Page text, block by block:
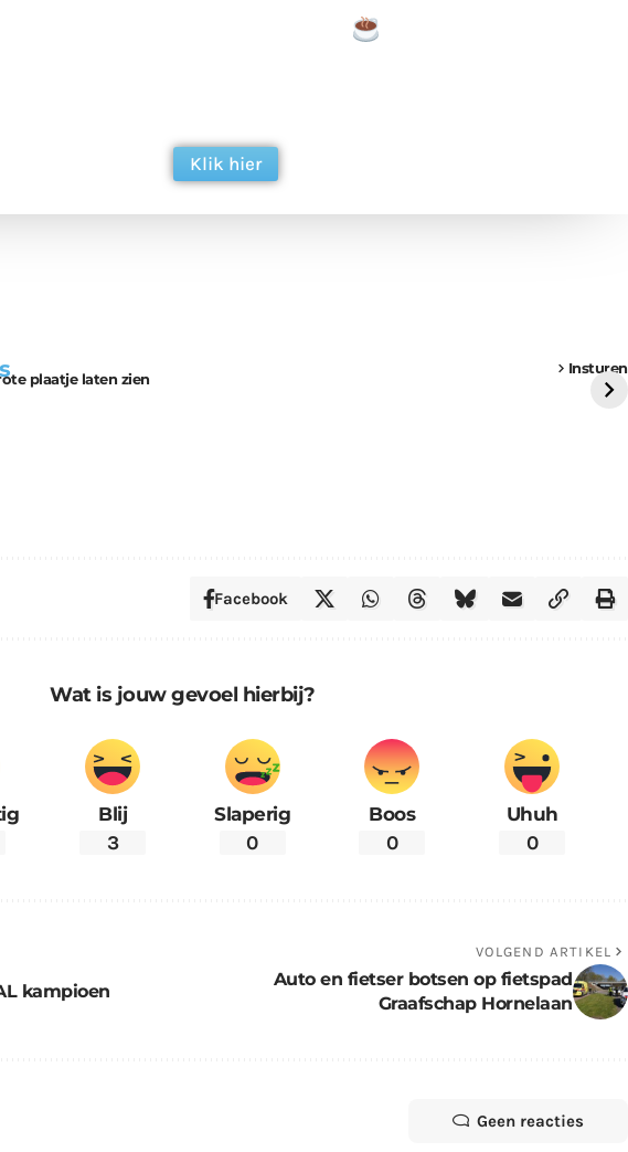
Klik hier
Insturen
plaatje laten zien
Facebook
Wat is jouw gevoel hierbij?
Blij
3
Slaperig
0
Boos
0
Uhuh
0
kampioen
VOLGEND ARTIKEL
Auto en fietser botsen op fietspad
Graafschap Hornelaan
Geen reacties